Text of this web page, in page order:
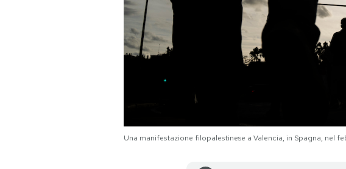
Una manifestazione filopalestinese a Valencia, in Spagna, nel